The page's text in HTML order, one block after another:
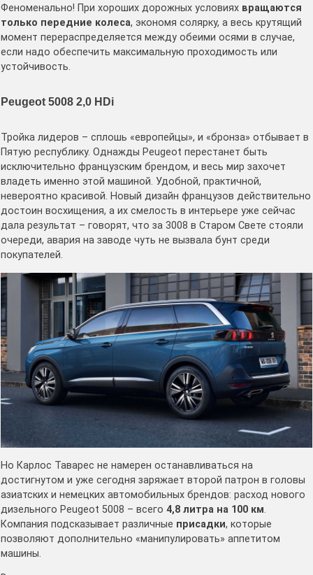
Феноменально! При хороших дорожных условиях вращаются
только передние колеса, экономя солярку, а весь крутящий
момент перераспределяется между обеими осями в случае,
если надо обеспечить максимальную проходимость или
устойчивость.
Peugeot 5008 2,0 HDi
Тройка лидеров – сплошь «европейцы», и «бронза» отбывает в
Пятую республику. Однажды Peugeot перестанет быть
исключительно французским брендом, и весь мир захочет
владеть именно этой машиной. Удобной, практичной,
невероятно красивой. Новый дизайн французов действительно
достоин восхищения, а их смелость в интерьере уже сейчас
дала результат – говорят, что за 3008 в Старом Свете стояли
очереди, авария на заводе чуть не вызвала бунт среди
покупателей.
Но Карлос Таварес не намерен останавливаться на
достигнутом и уже сегодня заряжает второй патрон в головы
азиатских и немецких автомобильных брендов: расход нового
дизельного Peugeot 5008 – всего 4,8 литра на 100 км.
Компания подсказывает различные присадки, которые
позволяют дополнительно «манипулировать» аппетитом
машины.